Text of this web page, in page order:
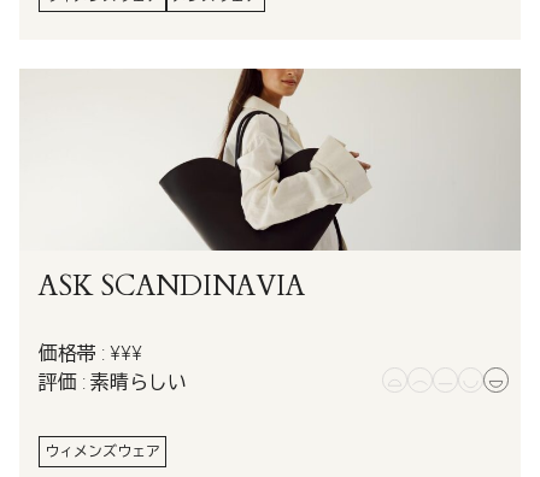
ASK SCANDINAVIA
価格帯 : ¥¥¥
評価 : 素晴らしい
ウィメンズウェア